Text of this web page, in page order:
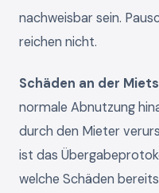
nachweisbar sein.
reichen nicht.
Schäden an der
normale Abnutzung
durch den Mieter
ist das
welche Schäden